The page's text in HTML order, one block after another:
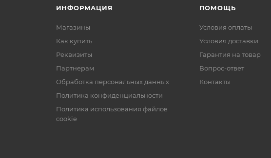
ИНФОРМАЦИЯ
Магазины
Как купить
Реквизиты
Партнерам
Обработка персональных данных
Политика конфиденциальности
Политика использования файлов
cookie
ПОМОЩЬ
Условия оплаты
Условия доставки
Гарантия на товар
Вопрос-ответ
Контакты